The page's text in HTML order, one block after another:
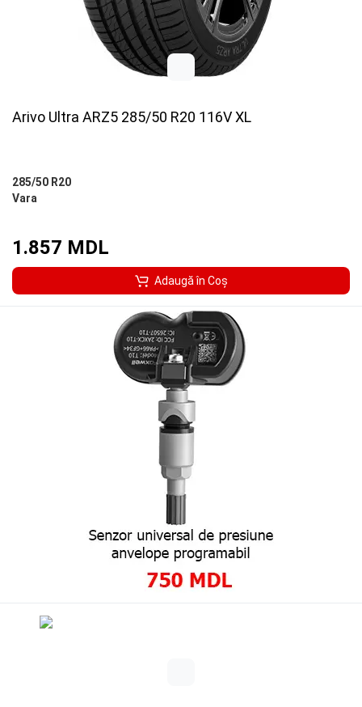
Arivo Ultra ARZ5 285/50 R20 116V XL
285/50 R20
Vara
1.857 MDL
Adaugă în Coş